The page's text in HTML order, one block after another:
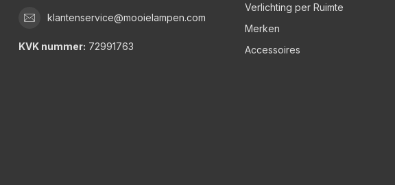
klantenservice@mooielampen.com
KVK nummer: 72991763
Verlichting per Ruimte
Merken
Accessoires